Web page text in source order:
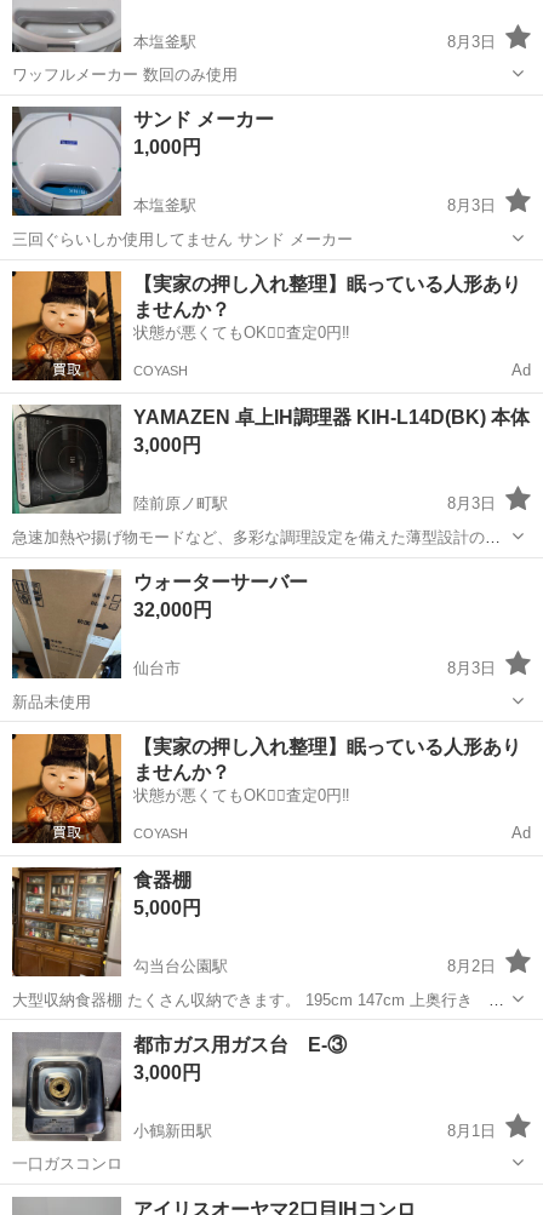
本塩釜駅
8月3日
ワッフルメーカー 数回のみ使用
宮城 塩竈市 本塩釜駅
サンド メーカー
1,000円
本塩釜駅
8月3日
三回ぐらいしか使用してません サンド メーカー
宮城 塩竈市 本塩釜駅 キッチン家電
【実家の押し入れ整理】眠っている人形あり
ませんか？
状態が悪くてもOK🙆‍♀️査定0円‼️
COYASH Ad
YAMAZEN 卓上IH調理器 KIH-L14D(BK) 本体
3,000円
陸前原ノ町駅
8月3日
急速加熱や揚げ物モードなど、多彩な調理設定を備えた薄型設計の卓
上IH調理器です。 - メーカー: YAMAZEN 2017年 - 型番: KIH-L14D(BK)
- 定格消費電力: 1400W - 調理モード: 加熱、揚...
宮城 仙台市 陸前原ノ町駅
ウォーターサーバー
32,000円
仙台市
8月3日
新品未使用
宮城 仙台市 キッチン家電
【実家の押し入れ整理】眠っている人形あり
ませんか？
状態が悪くてもOK🙆‍♀️査定0円‼️
COYASH Ad
食器棚
5,000円
勾当台公園駅
8月2日
大型収納食器棚 たくさん収納できます。 195cm 147cm 上奥行き
37cm 下奥行き 43cm 経年劣化、使用による細かい傷を気になさらな
い方 運び出しには、お手伝いはできません。 玄関より５段の階段あ...
宮城 仙台市 勾当台公園駅 キッチン家電
都市ガス用ガス台 E-③
3,000円
小鶴新田駅
8月1日
一口ガスコンロ
宮城 仙台市 小鶴新田駅 キッチン家電
アイリスオーヤマ2口目IHコンロ